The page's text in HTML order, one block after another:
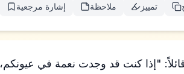
إشارة مرجعية ملاحظة تمييز
"إذا كنت قد وجدت نعمة في عيونكم،